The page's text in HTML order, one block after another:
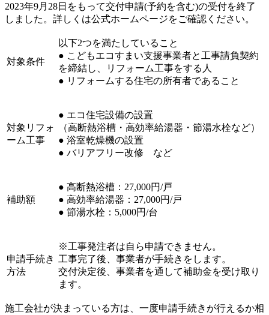
2023年9月28日をもって交付申請(予約を含む)の受付を終了
しました。詳しくは公式ホームページをご確認ください。
対象条件
以下2つを満たしていること
● こどもエコすまい支援事業者と工事請負契約
を締結し、リフォーム工事をする人
● リフォームする住宅の所有者であること
対象リフォ
ーム工事
● エコ住宅設備の設置
（高断熱浴槽・高効率給湯器・節湯水栓など）
● 浴室乾燥機の設置
● バリアフリー改修 など
補助額
● 高断熱浴槽：27,000円/戸
● 高効率給湯器：27,000円/戸
● 節湯水栓：5,000円/台
申請手続き
方法
※工事発注者は自ら申請できません。
工事完了後、事業者が手続きをします。
交付決定後、事業者を通して補助金を受け取り
ます。
施工会社が決まっている方は、一度申請手続きが行えるか相